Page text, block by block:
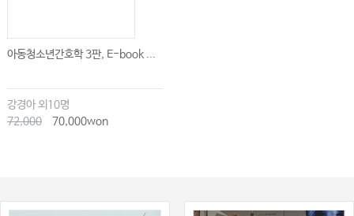
아동청소년간호학 3판, E-book ...
강경아 외10명
72,000
70,000won